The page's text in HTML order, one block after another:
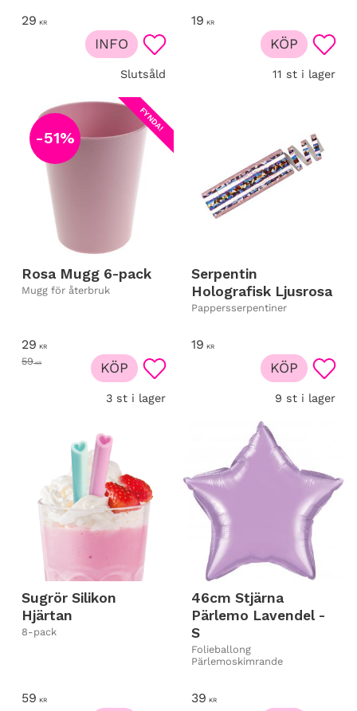
29 KR
Lägg till i favoriter
Slutsåld
INFO
19 KR
11 st i lager
KÖP
Rosa Mugg 6-pack
Mugg för återbruk
29 KR
59KR
51%
FYNDA!
Lägg till i favoriter
3 st i lager
KÖP
Serpentin
Holografisk Ljusrosa
Pappersserpentiner
19 KR
9 st i lager
KÖP
Sugrör Silikon
Hjärtan
8-pack
59 KR
46cm Stjärna
Pärlemo Lavendel -
S
Folieballong
Pärlemoskimrande
39 KR